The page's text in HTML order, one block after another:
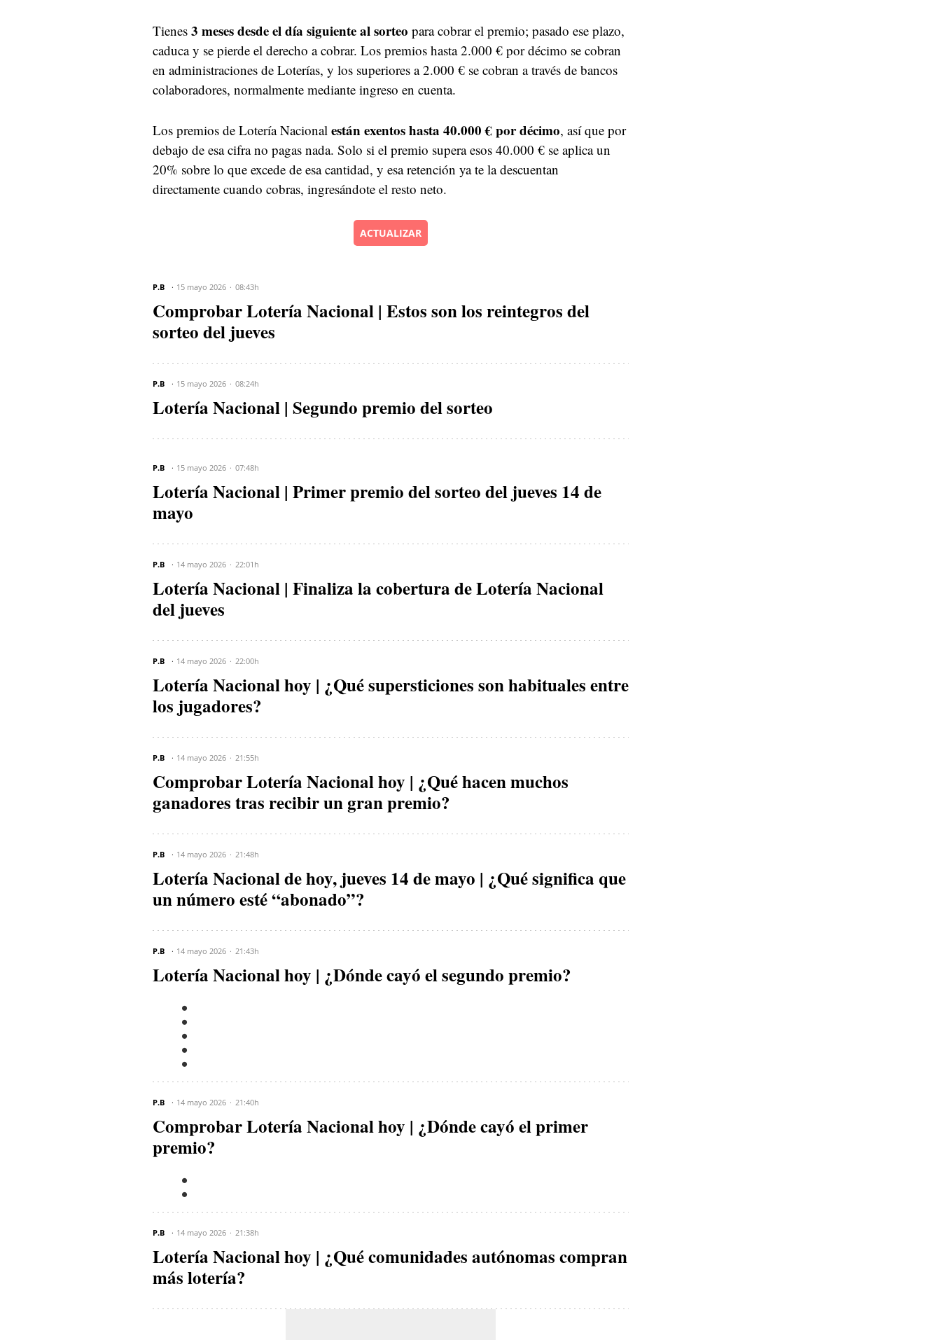
Tienes 3 meses desde el día siguiente al sorteo para cobrar el premio; pasado ese plazo,
caduca y se pierde el derecho a cobrar. Los premios hasta 2.000 € por décimo se cobran
en administraciones de Loterías, y los superiores a 2.000 € se cobran a través de bancos
colaboradores, normalmente mediante ingreso en cuenta.
Los premios de Lotería Nacional están exentos hasta 40.000 € por décimo, así que por
debajo de esa cifra no pagas nada. Solo si el premio supera esos 40.000 € se aplica un
20% sobre lo que excede de esa cantidad, y esa retención ya te la descuentan
directamente cuando cobras, ingresándote el resto neto.
ACTUALIZAR
P.B 15 mayo 2026 08:43h
Comprobar Lotería Nacional | Estos son los reintegros del
sorteo del jueves
P.B 15 mayo 2026 08:24h
Lotería Nacional | Segundo premio del sorteo
P.B 15 mayo 2026 07:48h
Lotería Nacional | Primer premio del sorteo del jueves 14 de
mayo
P.B 14 mayo 2026 22:01h
Lotería Nacional | Finaliza la cobertura de Lotería Nacional
del jueves
P.B 14 mayo 2026 22:00h
Lotería Nacional hoy | ¿Qué supersticiones son habituales entre
los jugadores?
P.B 14 mayo 2026 21:55h
Comprobar Lotería Nacional hoy | ¿Qué hacen muchos
ganadores tras recibir un gran premio?
P.B 14 mayo 2026 21:48h
Lotería Nacional de hoy, jueves 14 de mayo | ¿Qué significa que
un número esté “abonado”?
P.B 14 mayo 2026 21:43h
Lotería Nacional hoy | ¿Dónde cayó el segundo premio?
P.B 14 mayo 2026 21:40h
Comprobar Lotería Nacional hoy | ¿Dónde cayó el primer
premio?
P.B 14 mayo 2026 21:38h
Lotería Nacional hoy | ¿Qué comunidades autónomas compran
más lotería?